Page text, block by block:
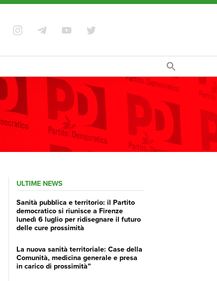
ULTIME NEWS
Sanità pubblica e territorio: il Partito
democratico si riunisce a Firenze
lunedì 6 luglio per ridisegnare il futuro
delle cure prossimità
La nuova sanità territoriale: Case della
Comunità, medicina generale e presa
in carico di prossimità”